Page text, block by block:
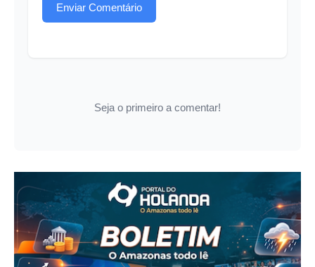
Enviar Comentário
Seja o primeiro a comentar!